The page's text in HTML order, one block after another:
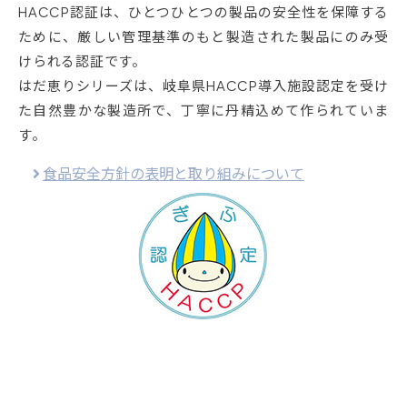
HACCP認証は、ひとつひとつの製品の安全性を保障する
ために、厳しい管理基準のもと製造された製品にのみ受
けられる認証です。
はだ恵りシリーズは、岐阜県HACCP導入施設認定を受け
た自然豊かな製造所で、丁寧に丹精込めて作られていま
す。
食品安全方針の表明と取り組みについて